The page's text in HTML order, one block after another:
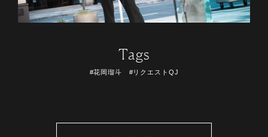
Tags
#花岡瑠斗 #リクエストQJ